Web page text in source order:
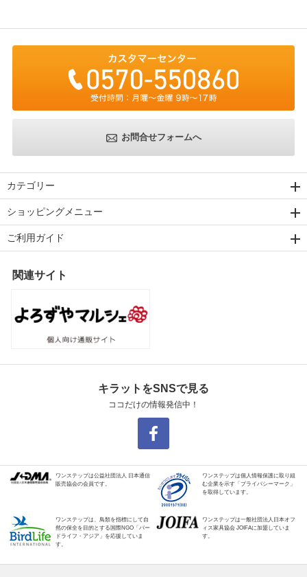
お問合せフォームへ
カテゴリー
ショッピングメニュー
ご利用ガイド
関連サイト
キラットをSNSで見る
ココだけの情報発信中！
ワンステップは公益社団法人 日本通信
販売協会の会員です。
ワンステップは個人情報保護に取り組
む企業を示す「プライバシーマーク」
を取得しています。
ワンステップは、鳥類を指標にして自
然の保全を目的とする国際NGO「バー
ドライフ・アジア」を応援していま
す。
ワンステップは一般社団法人日本オフ
ィス家具協会 JOIFAに加盟していま
す。